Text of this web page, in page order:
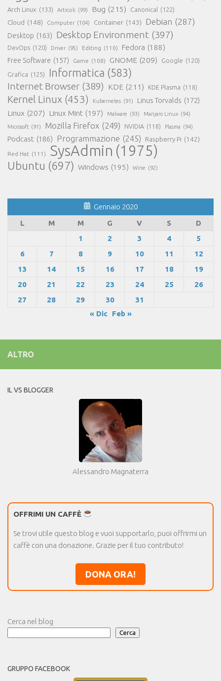
Arch Linux (133) Articoli (99) Bug (215) Canonical (122)
Cloud (148) Computer (104) Container (143) Debian (287)
Desktop (163) Desktop Environment (397)
DevOps (120) Driver (95) Editing (110) Fedora (188)
Free Software (157) Game (108) GNOME (209) Google (120)
Grafica (125) Informatica (583)
Internet Browser (389) KDE (211) KDE Plasma (118)
Kernel Linux (453) Kubernetes (91) Linus Torvalds (172)
Linux (207) Linux Mint (197) Malware (93) Manjaro Linux (94)
Microsoft (91) Mozilla Firefox (249) NVIDIA (118) Plasma (94)
Podcast (186) Programmazione (245) Raspberry Pi (142)
Red Hat (111) SysAdmin (1975)
Ubuntu (697) Windows (195) Wine (92)
Gennaio 2020
L
M M G V S
D
1
2 3 4
5
6
7 8 9 10 11
12
13
14 15 16 17 18
19
20
21 22 23 24 25
26
27
28 29 30
31
« Dic
Feb »
ALTRO
IL VS BLOGGER
Alessandro Magnaterra
OFFRIMI UN CAFFÈ
Se trovi utile questo blog e vuoi supportarlo, puoi offrirmi un
caffè con una donazione. Grazie per il tuo contributo!
DONA ORA!
Cerca nel blog
Cerca
GRUPPO FACEBOOK